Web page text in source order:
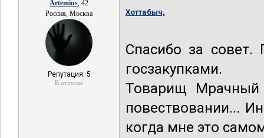
Artemius, 42
Россия, Москва
Репутация: 5
В отпуске
Хоттабыч,
Спасибо за
госзакупками.
Товарищ
повествовании...
когда мне это